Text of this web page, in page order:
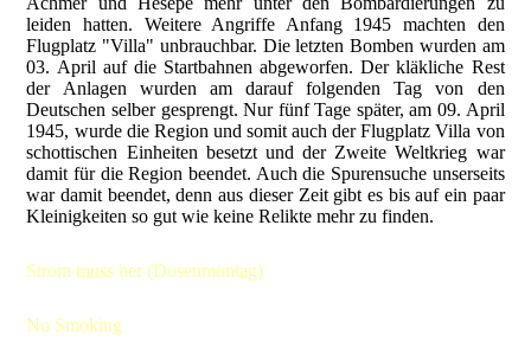
leiden hatten. Weitere Angriffe Anfang 1945 machten den
Flugplatz "Villa" unbrauchbar. Die letzten Bomben wurden am
03. April auf die Startbahnen abgeworfen. Der kläkliche Rest
der Anlagen wurden am darauf folgenden Tag von den
Deutschen selber gesprengt. Nur fünf Tage später, am 09. April
1945, wurde die Region und somit auch der Flugplatz Villa von
schottischen Einheiten besetzt und der Zweite Weltkrieg war
damit für die Region beendet. Auch die Spurensuche unserseits
war damit beendet, denn aus dieser Zeit gibt es bis auf ein paar
Kleinigkeiten so gut wie keine Relikte mehr zu finden.
Strom muss her (Dosenmontag)
No Smoking